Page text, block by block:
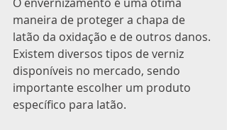
maneira de proteger a chapa de
latão da oxidação e de outros danos.
Existem diversos tipos de verniz
disponíveis no mercado, sendo
importante escolher um produto
específico para latão.